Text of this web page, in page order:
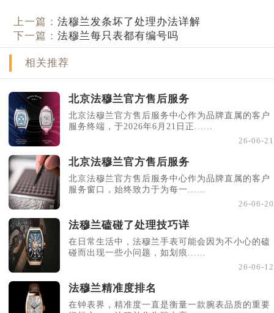
上一篇：法穆兰发条坏了处理办法详解
下一篇：法穆兰每只表都有编号吗
相关推荐
北京法穆兰官方售后服务
北京法穆兰官方售后服务中心作为品牌直属的客户
服务终端，于2026年6月21日正......
26-06-21
北京法穆兰官方售后服务
北京法穆兰官方售后服务中心作为品牌直属的客户
服务窗口，始终致力于为每一......
26-06-20
法穆兰磕碰了处理技巧详
在日常生活中，法穆兰手表可能会因为不小心的磕
碰而出现一些小问题，如划痕......
26-06-12
法穆兰精准度排名
在钟表界，精准度一直是衡量一款腕表品质的重要